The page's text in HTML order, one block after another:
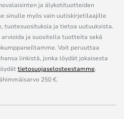
ja älykotituotteiden
sinulle myös vain uutiskirjetilaajille
tuotesuosituksia ja tietoa uutuuksista.
ja suositella tuotteita sekä
Voit peruuttaa
linkistä, jonka löydät jokaisesta
tietosuojaselosteestamme.
250 €.